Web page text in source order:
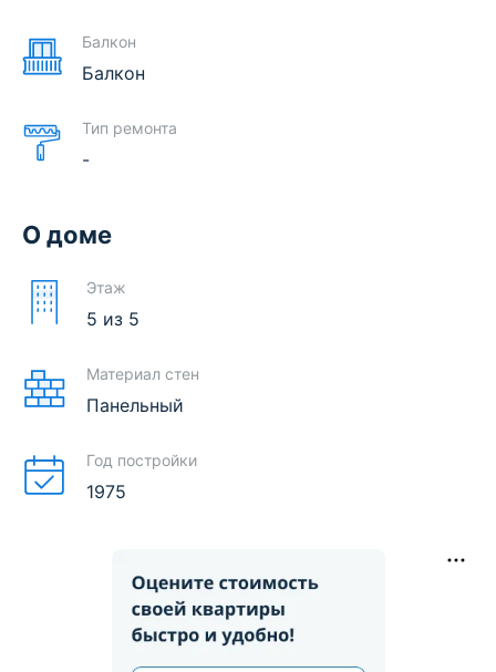
Балкон
Балкон
Тип ремонта
-
О доме
Этаж
5 из 5
Материал стен
Панельный
Год постройки
1975